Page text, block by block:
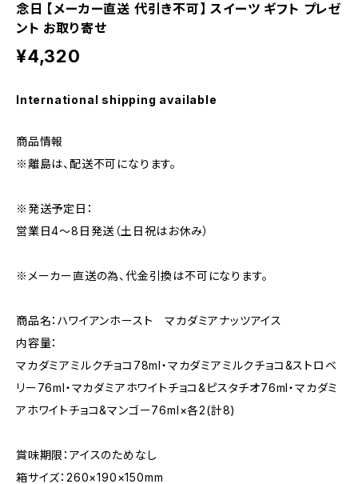
念日 【メーカー直送 代引き不可】 スイーツ ギフト プレゼ
ント お取り寄せ
¥4,320
International shipping available
商品情報
※離島は、配送不可になります。
※発送予定日：
営業日4～8日発送（土日祝はお休み）
※メーカー直送の為、代金引換は不可になります。
商品名：ハワイアンホースト マカダミアナッツアイス
内容量：
マカダミアミルクチョコ78ml・マカダミアミルクチョコ&ストロベ
リー76ml・マカダミアホワイトチョコ&ピスタチオ76ml・マカダミ
アホワイトチョコ&マンゴー76ml×各2(計8)
賞味期限：アイスのためなし
箱サイズ：260×190×150mm